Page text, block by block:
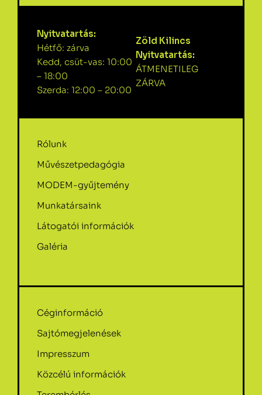
Nyitvatartás:
Hétfő: zárva
Kedd, csüt-vas: 10:00
– 18:00
Szerda: 12:00 – 20:00
Zöld Kilincs
Nyitvatartás:
ÁTMENETILEG
ZÁRVA
Rólunk
Művészetpedagógia
MODEM-gyűjtemény
Munkatársaink
Látogatói információk
Galéria
Céginformáció
Sajtómegjelenések
Impresszum
Közcélú információk